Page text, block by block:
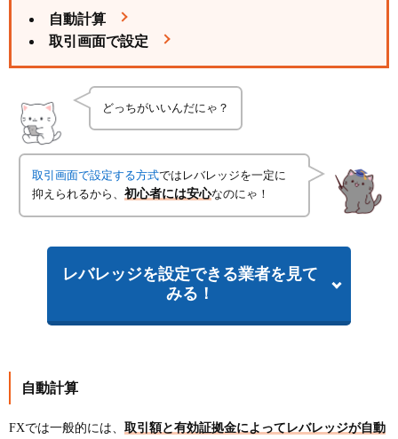
自動計算
取引画面で設定
どっちがいいんだにゃ？
取引画面で設定する方式ではレバレッジを一定に
抑えられるから、 初心者には安心なのにゃ！
レバレッジを設定できる業者を見て
みる！
自動計算
FXでは一般的には、 取引額と有効証拠金によってレバレッジが自動